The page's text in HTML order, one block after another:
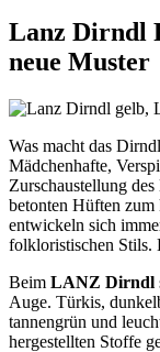
Lanz Dirndl
neue Muster
Was macht das
Mädchenhafte,
Zurschaustellung
betonten Hüften zum
entwickeln sich
folkloristischen Stils.
Beim LANZ Dirndl
Auge. Türkis,
tannengrün und
hergestellten Stoffe